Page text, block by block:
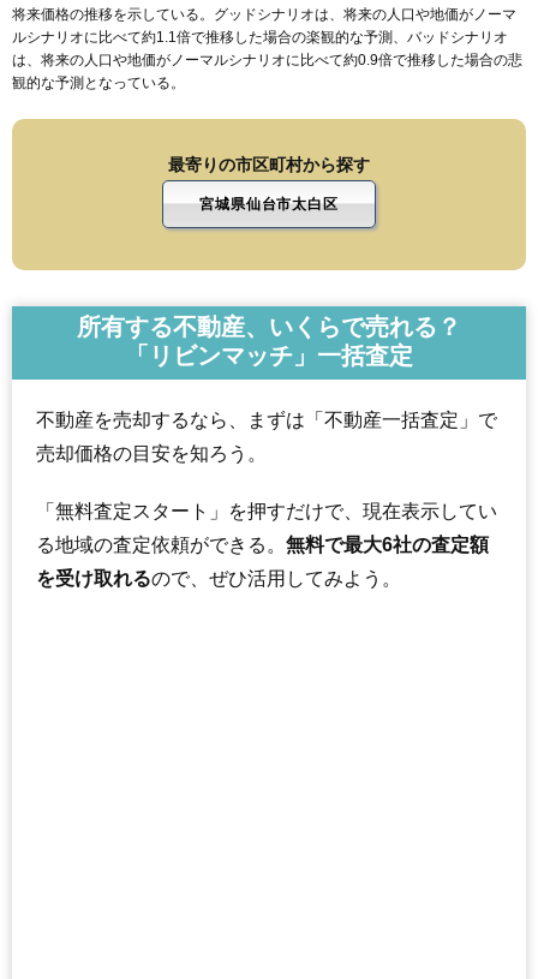
将来価格の推移を示している。グッドシナリオは、将来の人口や地価がノーマ
ルシナリオに比べて約1.1倍で推移した場合の楽観的な予測、バッドシナリオ
は、将来の人口や地価がノーマルシナリオに比べて約0.9倍で推移した場合の悲
観的な予測となっている。
最寄りの市区町村から探す
宮城県仙台市太白区
所有する不動産、いくらで売れる？
「リビンマッチ」一括査定
不動産を売却するなら、まずは「不動産一括査定」で
売却価格の目安を知ろう。
「無料査定スタート」を押すだけで、現在表示してい
る地域の査定依頼ができる。 無料で最大6社の査定額
を受け取れるので、ぜひ活用してみよう。